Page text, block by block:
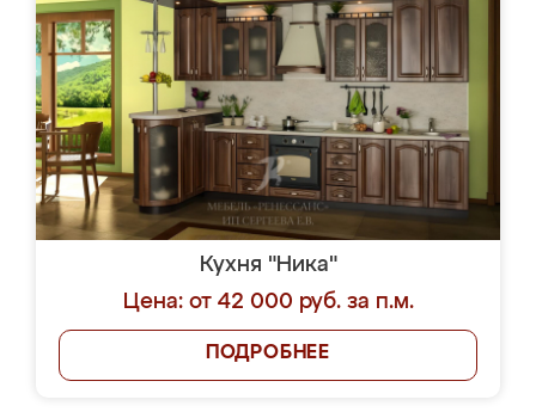
Кухня "Ника"
Цена: от 42 000 руб. за п.м.
ПОДРОБНЕЕ